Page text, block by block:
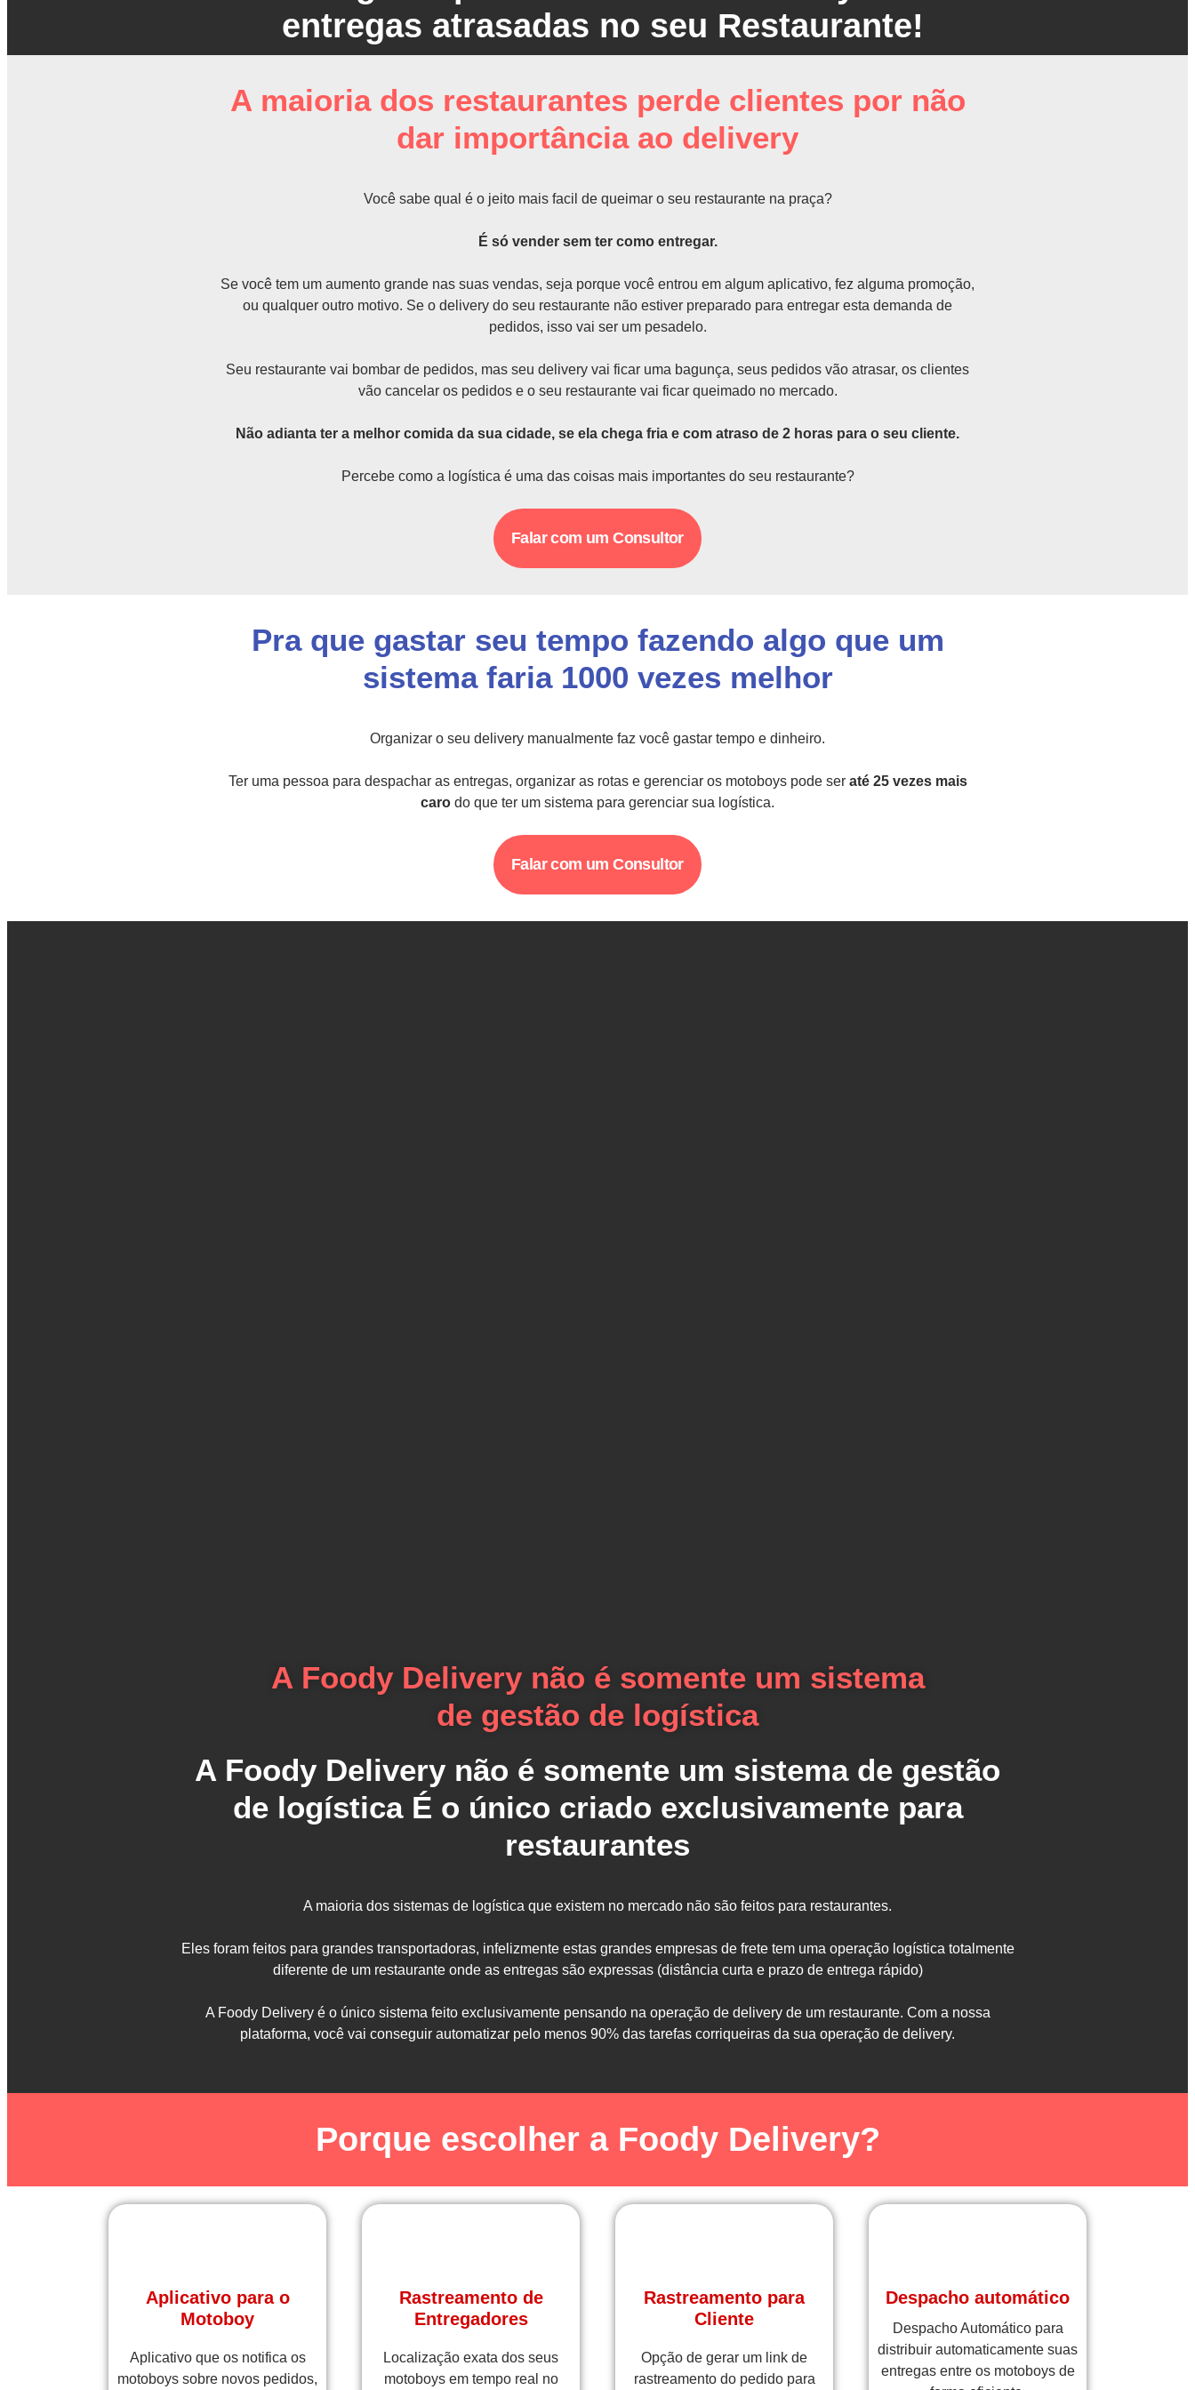
entregas atrasadas no seu Restaurante!
A maioria dos restaurantes perde clientes por não
dar importância ao delivery
Você sabe qual é o jeito mais facil de queimar o seu restaurante na praça?
É só vender sem ter como entregar.
Se você tem um aumento grande nas suas vendas, seja porque você entrou em algum aplicativo, fez alguma promoção,
ou qualquer outro motivo. Se o delivery do seu restaurante não estiver preparado para entregar esta demanda de
pedidos, isso vai ser um pesadelo.
Seu restaurante vai bombar de pedidos, mas seu delivery vai ficar uma bagunça, seus pedidos vão atrasar, os clientes
vão cancelar os pedidos e o seu restaurante vai ficar queimado no mercado.
Não adianta ter a melhor comida da sua cidade, se ela chega fria e com atraso de 2 horas para o seu cliente.
Percebe como a logística é uma das coisas mais importantes do seu restaurante?
Falar com um Consultor
Pra que gastar seu tempo fazendo algo que um
sistema faria 1000 vezes melhor
Organizar o seu delivery manualmente faz você gastar tempo e dinheiro.
Ter uma pessoa para despachar as entregas, organizar as rotas e gerenciar os motoboys pode ser até 25 vezes mais
caro do que ter um sistema para gerenciar sua logística.
Falar com um Consultor
A Foody Delivery não é somente um sistema
de gestão de logística
A Foody Delivery não é somente um sistema de gestão
de logística É o único criado exclusivamente para
restaurantes
A maioria dos sistemas de logística que existem no mercado não são feitos para restaurantes.
Eles foram feitos para grandes transportadoras, infelizmente estas grandes empresas de frete tem uma operação logística totalmente
diferente de um restaurante onde as entregas são expressas (distância curta e prazo de entrega rápido)
A Foody Delivery é o único sistema feito exclusivamente pensando na operação de delivery de um restaurante. Com a nossa
plataforma, você vai conseguir automatizar pelo menos 90% das tarefas corriqueiras da sua operação de delivery.
Porque escolher a Foody Delivery?
Aplicativo para o
Motoboy
Aplicativo que os notifica os
motoboys sobre novos pedidos,
Rastreamento de
Entregadores
Localização exata dos seus
motoboys em tempo real no
Rastreamento para
Cliente
Opção de gerar um link de
rastreamento do pedido para
Despacho automático
Despacho Automático para
distribuir automaticamente suas
entregas entre os motoboys de